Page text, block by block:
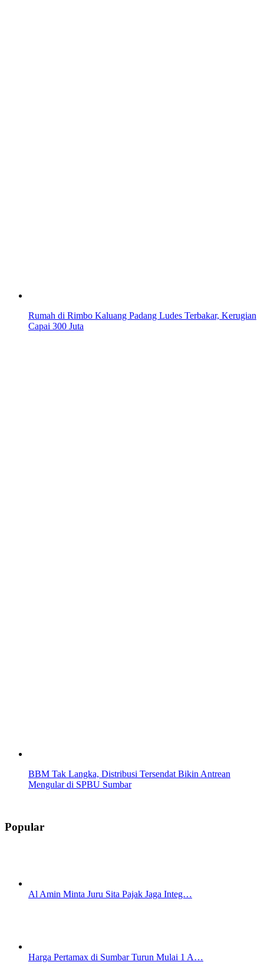
Rumah di Rimbo Kaluang Padang Ludes Terbakar, Kerugian
Capai 300 Juta
BBM Tak Langka, Distribusi Tersendat Bikin Antrean
Mengular di SPBU Sumbar
Popular
Al Amin Minta Juru Sita Pajak Jaga Integ…
Harga Pertamax di Sumbar Turun Mulai 1 A…